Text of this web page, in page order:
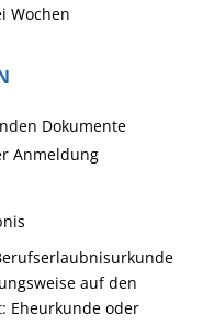
Wochen
Dokumente
Anmeldung
auf den
Eheurkunde oder